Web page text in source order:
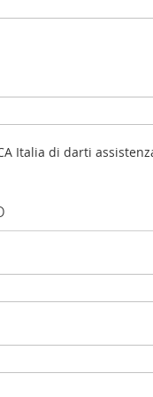
Italia di darti